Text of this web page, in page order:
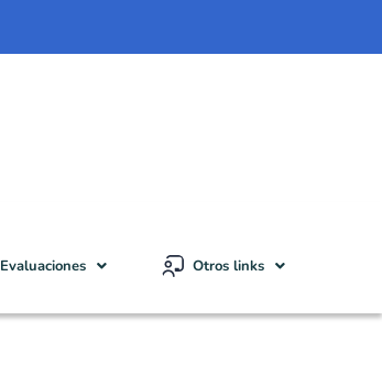
Evaluaciones Otros links